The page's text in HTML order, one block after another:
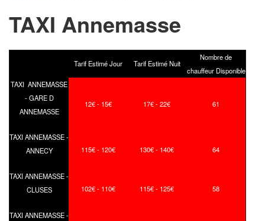
TAXI Annemasse
Tarif Estimé Jour Tarif Estimé Nuit
Nombre de
chauffeur Disponible
TAXI ANNEMASSE
- GARE D
ANNEMASSE
12€ - 15€ 17€ - 22€ 61
TAXI ANNEMASSE -
ANNECY
115€ - 120€ 130€ - 140€ 64
TAXI ANNEMASSE -
CLUSES
102€ - 110€ 115€ - 125€ 58
TAXI ANNEMASSE -